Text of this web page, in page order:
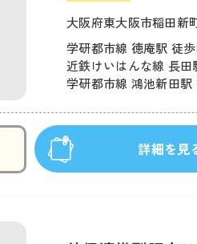
大阪府東大阪市稲田新
学研都市線 徳庵駅 徒
近鉄けいはんな線 長田
学研都市線 鴻池新田駅
詳細を見